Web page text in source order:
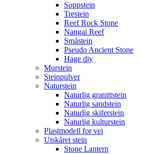
Soppstein
Trestein
Reef Rock Stone
Nangai Reef
Småstein
Pseudo Ancient Stone
Hage diy
Murstein
Steinpulver
Naturstein
Naturlig granittstein
Naturlig sandstein
Naturlig skiferstein
Naturlig kulturstein
Plastmodell for vei
Utskåret stein
Stone Lantern